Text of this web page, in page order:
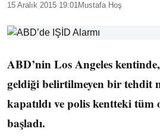
15 Aralık 2015 19:01Mustafa Hoş
ABD’nin Los Angeles
geldiği belirtilmeyen bir tehdit
kapatıldı ve polis kentteki tüm
başladı.